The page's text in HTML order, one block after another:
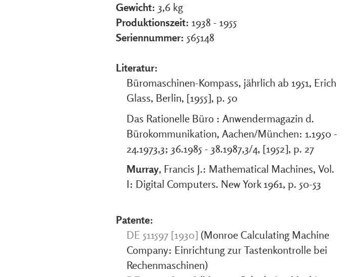
Gewicht: 3,6 kg
Produktionszeit: 1938 - 1955
Seriennummer: 565148
Literatur:
Büromaschinen-Kompass, jährlich ab 1951, Erich
Glass, Berlin, [1955], p. 50
Das Rationelle Büro : Anwendermagazin d.
Bürokommunikation, Aachen/München: 1.1950 -
24.1973,3; 36.1985 - 38.1987,3/4, [1952], p. 27
Murray, Francis J.: Mathematical Machines, Vol.
I: Digital Computers. New York 1961, p. 50-53
Patente:
DE 511597 [1930] (Monroe Calculating Machine
Company: Einrichtung zur Tastenkontrolle bei
Rechenmaschinen)